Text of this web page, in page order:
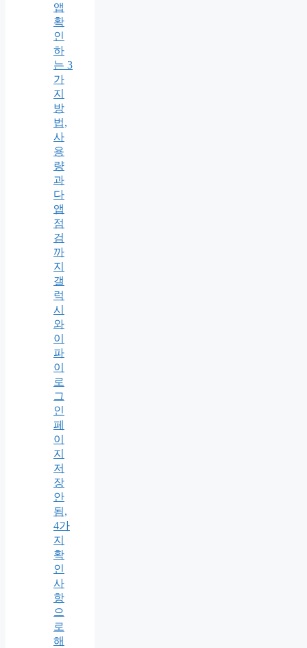
앱
확
인
하
는 3
가
지
방
법,
사
용
량
과
다
앱
점
검
까
지
갤
럭
시
와
이
파
이
로
그
인
페
이
지
저
장
안
됨,
4가
지
확
인
사
항
으
로
해